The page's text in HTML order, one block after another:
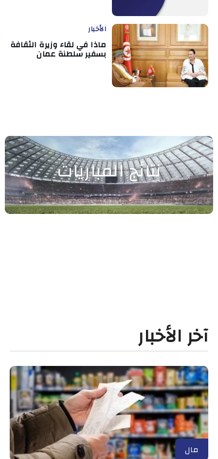
الأخبار
ماذا في لقاء وزيرة الثقافة
بسفير سلطنة عمان
نتائج المباريات
آخر الأخبار
مال